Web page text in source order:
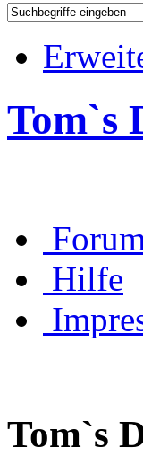
Tom`s
Hilfe
Tom`s